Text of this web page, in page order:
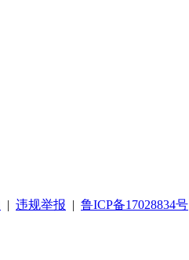
| 违规举报 | 鲁ICP备17028834号